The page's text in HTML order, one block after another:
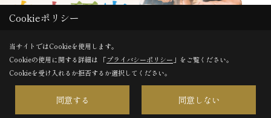
Cookieポリシー
当サイトではCookieを使用します。
Cookieの使用に関する詳細は 「プライバシーポリシー 」をご覧ください。
Cookieを受け入れるか拒否するか選択してください。
同意する 同意しない